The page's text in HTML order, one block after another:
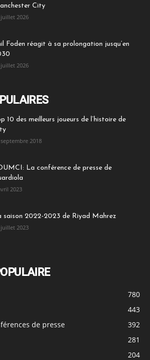
City
juillet 2026
Foden réagit à sa prolongation jusqu’en
juillet 2026
10 des meilleurs joueurs de l’histoire de
septembre 2018
La conférence de presse de
2023
saison 2022-2023 de Riyad Mahrez
juillet 2023
780
443
de presse
392
281
204